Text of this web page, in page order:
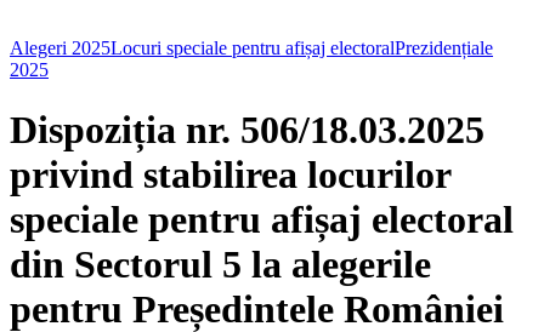
Alegeri 2025Locuri speciale pentru afișaj electoralPrezidențiale
2025
Dispoziția nr. 506/18.03.2025
privind stabilirea locurilor
speciale pentru afișaj electoral
din Sectorul 5 la alegerile
pentru Președintele României